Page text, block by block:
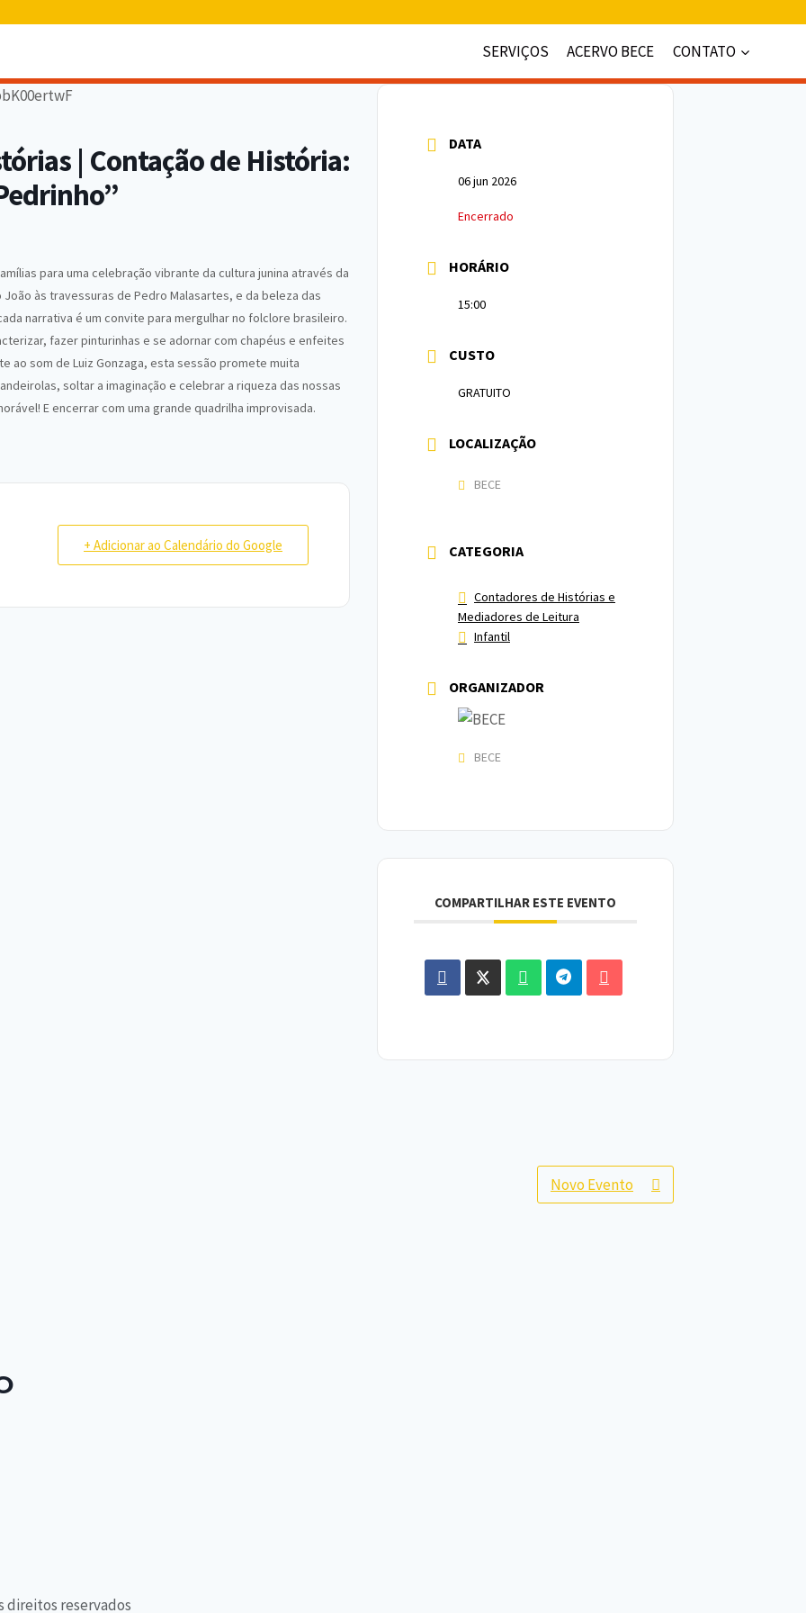
SERVIÇOS
ACERVO BECE CONTATO
| Contação de História:
para uma celebração vibrante da cultura junina através da
às travessuras de Pedro Malasartes, e da beleza das
narrativa é um convite para mergulhar no folclore brasileiro.
fazer pinturinhas e se adornar com chapéus e enfeites
ao som de Luiz Gonzaga, esta sessão promete muita
soltar a imaginação e celebrar a riqueza das nossas
E encerrar com uma grande quadrilha improvisada.
+ Adicionar ao Calendário do Google
DATA
06 jun 2026
Encerrado
HORÁRIO
15:00
CUSTO
GRATUITO
LOCALIZAÇÃO
BECE
CATEGORIA
Contadores de Histórias e
Mediadores de Leitura
Infantil
ORGANIZADOR
BECE
COMPARTILHAR ESTE EVENTO
Novo Evento
direitos reservados